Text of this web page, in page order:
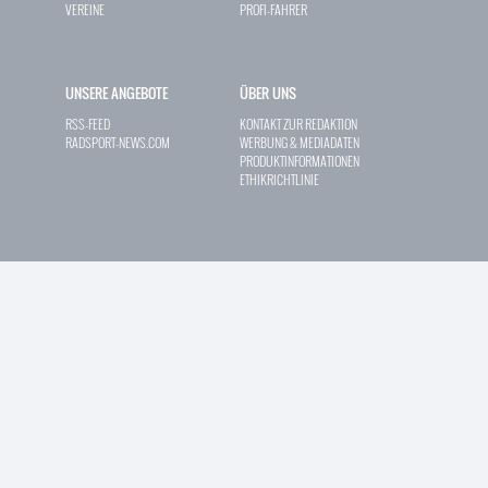
VEREINE
PROFI-FAHRER
UNSERE ANGEBOTE
RSS-FEED
RADSPORT-NEWS.COM
ÜBER UNS
KONTAKT ZUR REDAKTION
WERBUNG & MEDIADATEN
PRODUKTINFORMATIONEN
ETHIKRICHTLINIE